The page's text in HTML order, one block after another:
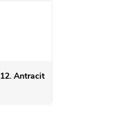
12. Antracit